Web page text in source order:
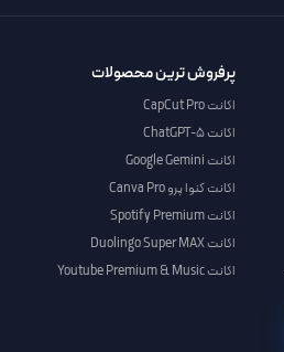
پرفروش ترین محصولات
اکانت CapCut Pro
اکانت ChatGPT-5
اکانت Google Gemini
اکانت کنوا پرو Canva Pro
اکانت Spotify Premium
اکانت Duolingo Super MAX
اکانت Youtube Premium & Music